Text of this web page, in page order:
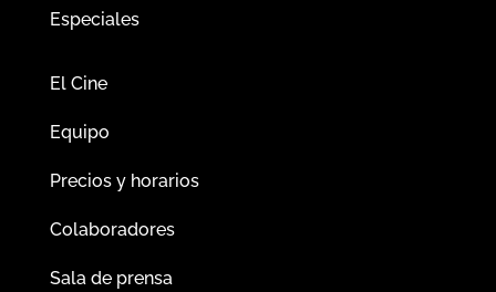
Especiales
El Cine
Equipo
Precios y horarios
Colaboradores
Sala de prensa